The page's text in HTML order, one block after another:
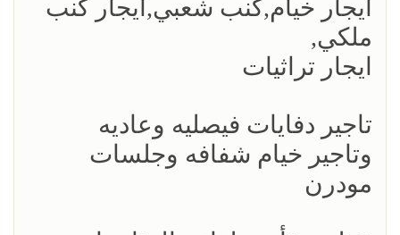
ايجار خيام,كنب شعبي,ايجار كنب
ملكي,
ايجار تراثيات
تاجير دفايات فيصليه وعاديه
وتاجير خيام شفافه وجلسات
مودرن